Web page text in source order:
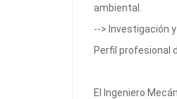
ambiental.
--> Investigación
Perfil profesional
El Ingeniero